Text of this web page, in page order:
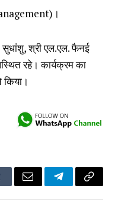
श्री एल.एल. फैनई
रहे। कार्यक्रम का
Email TelegramCopy